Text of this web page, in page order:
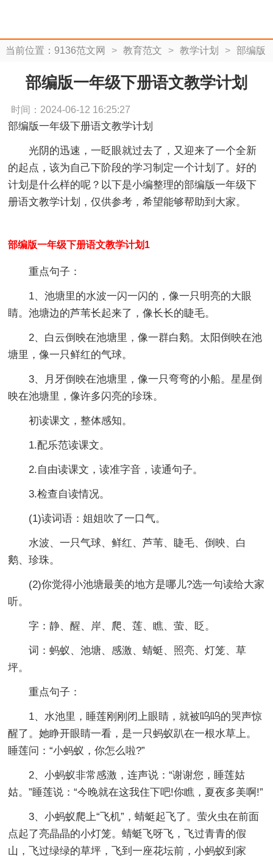
当前位置： 9136范文网 > 教育范文 > 教学计划 > 部编版
一年级下册语文教学计划
部编版一年级下册语文教学计划
时间：2024-06-12 16:25:27
部编版一年级下册语文教学计划
光阴的迅速，一眨眼就过去了，又迎来了一个全新
的起点，该为自己下阶段的学习制定一个计划了。好的
计划是什么样的呢？以下是小编整理的部编版一年级下
册语文教学计划，仅供参考，希望能够帮助到大家。
部编版一年级下册语文教学计划1
重点句子：
1、池塘里的水波一闪一闪的，像一只明亮的大眼
睛。池塘边的芦苇长起来了，像长长的睫毛。
2、白云倒映在池塘里，像一群白鹅。太阳倒映在池
塘里，像一只鲜红的气球。
3、月牙倒映在池塘里，像一只弯弯的小船。星星倒
映在池塘里，像许多闪亮的珍珠。
初读课文，整体感知。
1.配乐范读课文。
2.自由读课文，读准字音，读通句子。
3.检查自读情况。
(1)读词语：姐姐吹了一口气。
水波、一只气球、鲜红、芦苇、睫毛、倒映、白
鹅、珍珠。
(2)你觉得小池塘最美的地方是哪儿?选一句读给大家
听。
字：静、醒、岸、爬、莲、瞧、萤、眨。
词：蚂蚁、池塘、感激、蜻蜓、照亮、灯笼、草
坪。
重点句子：
1、水池里，睡莲刚刚闭上眼睛，就被呜呜的哭声惊
醒了。她睁开眼睛一看，是一只蚂蚁趴在一根水草上。
睡莲问：“小蚂蚁，你怎么啦?”
2、小蚂蚁非常感激，连声说：“谢谢您，睡莲姑
姑。”睡莲说：“今晚就在这我住下吧!你瞧，夏夜多美啊!”
3、小蚂蚁爬上“飞机”，蜻蜓起飞了。萤火虫在前面
点起了亮晶晶的小灯笼。蜻蜓飞呀飞，飞过青青的假
山，飞过绿绿的草坪，飞到一座花坛前，小蚂蚁到家